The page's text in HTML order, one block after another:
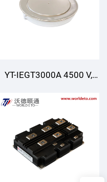
YT-IEGT3000A 4500 V,
moduli